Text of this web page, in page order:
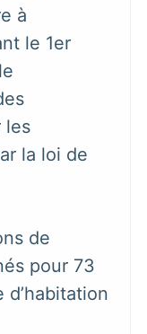
à
le 1er
les
la loi de
de
pour 73
d’habitation